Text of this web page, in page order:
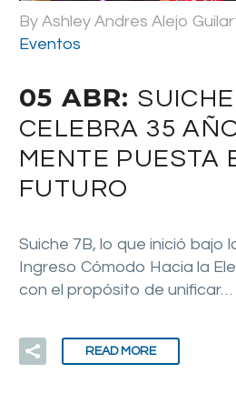
By Ashley Andres Alejo
Eventos
05 ABR:
CELEBRA 35
MENTE PUESTA
FUTURO
Suiche 7B, lo que inició bajo
Ingreso Cómodo Hacia la
con el propósito de unificar…
READ MORE